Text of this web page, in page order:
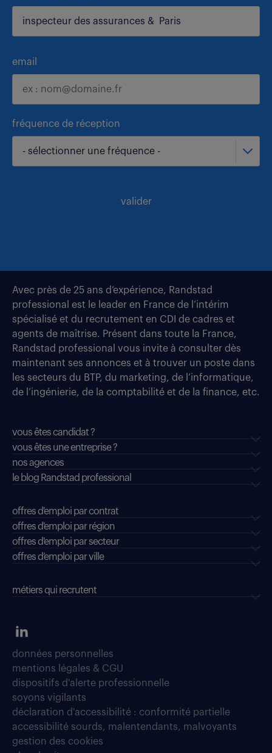
email
fréquence de réception
- sélectionner une fréquence -
valider
Avec près de 25 ans d’expérience, Randstad
professional est le leader en France de l’intérim
spécialisé et du recrutement en CDI de cadres et
agents de maîtrise. Présent dans toute la France,
Randstad professional vous invite à consulter dès
maintenant ses annonces et à trouver un poste dans
les secteurs du BTP, du marketing, de l’informatique,
de l’ingénierie, de la comptabilité et de la finance, etc.
vous êtes candidat ?
vous êtes une entreprise ?
nos agences
le blog Randstad professional
offres d'emploi par contrat
offres d'emploi par région
offres d'emploi par secteur
offres d’emploi par ville
métiers qui recrutent
données personnelles
mentions légales & CGU
dispositifs d'alerte professionnelle
soyons vigilants
déclaration d'accessibilité : conformité partielle
accessibilité sourds, malentendants, malvoyants
gestion des cookies